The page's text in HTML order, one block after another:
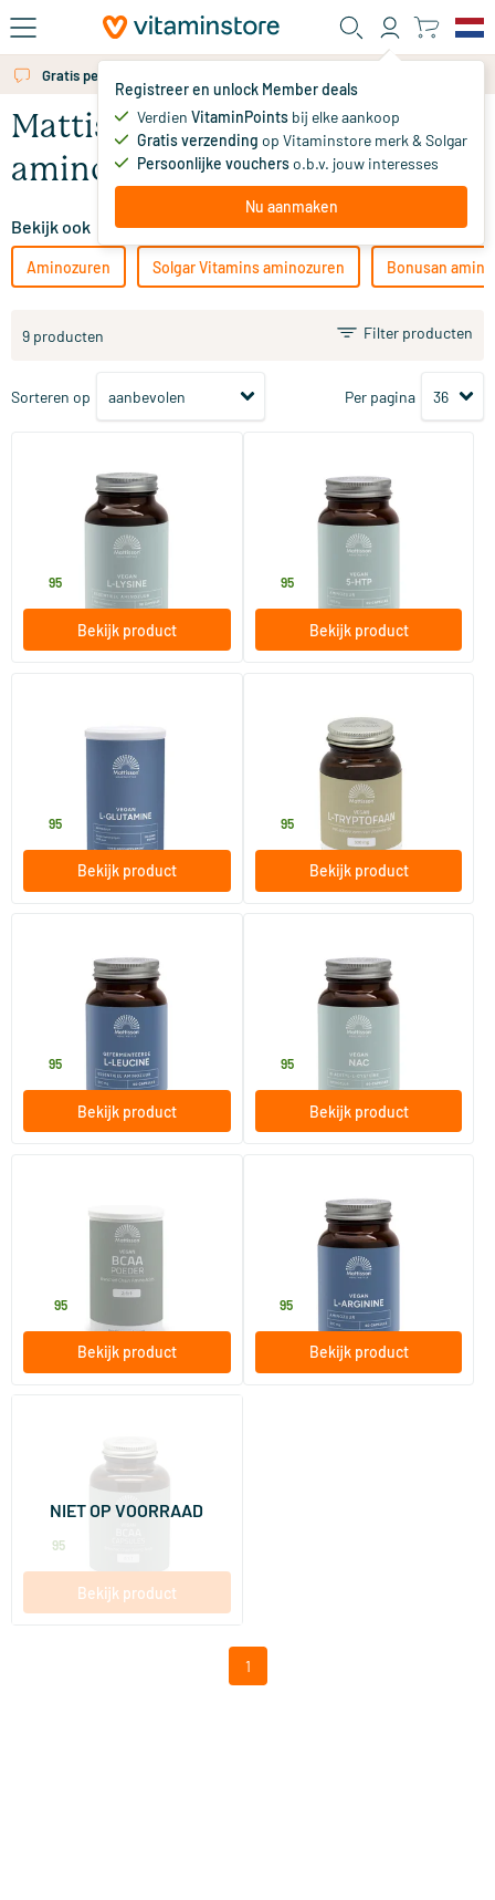
Ga naar de hoofdinhoud
Registreer en unlock Member deals
Verdien VitaminPoints bij elke aankoop
Gratis verzending op Vitaminstore merk & Solgar
Persoonlijke voucherso.b.v. jouw interesses
Nu aanmaken
Gratis persoonlijk advies via chat of email
Mattisson Healthstyle
aminozuren
Bekijk ook
Aminozuren Solgar Vitamins aminozuren Bonusan
9 producten Filter producten
Sorteren op Per pagina
L-Lysine+ met vitamine C
90 capsules
Mattisson Healthstyle
95
Bekijk product
Vegan 5-htp
60 capsules
Mattisson Healthstyle
95
Bekijk product
95
Bekijk product
L Tryptofaan 500 mg
60 vegicaps
Mattisson Healthstyle
95
Bekijk product
Gefermenteerde L-Leucine
60 vegicaps
Mattisson Healthstyle
95
Bekijk product
Vegan N-Acetyl-L-Cysteïne
(NAC) 600 mg
60 Plantaardige capsules
Mattisson Healthstyle
95
Bekijk product
Mattisson Healthstyle
95
Bekijk product
L-Arginine 500mg
60 vegicaps
Mattisson Healthstyle
95
Bekijk product
120 capsules
Mattisson Healthstyle
95
Bekijk product
NIET OP VOORRAAD
1